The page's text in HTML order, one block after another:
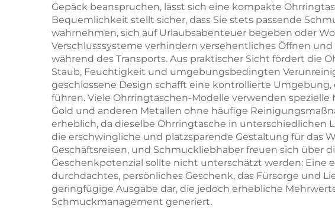
Gepäck beanspruchen, lässt sich eine kompakte
Bequemlichkeit stellt sicher, dass Sie stets passende
wahrnehmen, sich auf Urlaubsabenteuer begeben oder
Verschlusssysteme verhindern versehentliches Öffnen
während des Transports. Aus praktischer Sicht fördert die
Staub, Feuchtigkeit und umgebungsbedingten
geschlossene Design schafft eine kontrollierte
führen. Viele Ohrringtaschen-Modelle verwenden
Gold und anderen Metallen ohne häufige
erheblich, da dieselbe Ohrringtasche in
die erschwingliche und platzsparende Gestaltung für das
Geschäftsreisen, und Schmuckliebhaber freuen sich über
Geschenkpotenzial sollte nicht unterschätzt werden:
durchdachtes, persönliches Geschenk, das Fürsorge und
geringfügige Ausgabe dar, die jedoch erhebliche
Schmuckmanagement generiert.